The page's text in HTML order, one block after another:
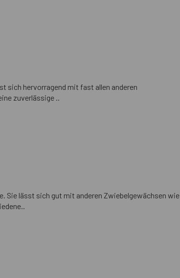
sich hervorragend mit fast allen anderen
zuverlässige ..
Sie lässt sich gut mit anderen Zwiebelgewächsen wie